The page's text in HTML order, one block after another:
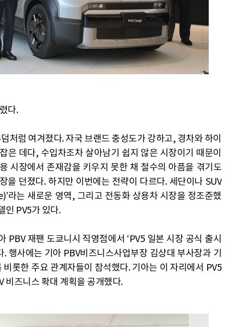
다.
처럼 여겨졌다. 자국 브랜드 충성도가 강하고, 경차와 하이
은 데다, 수입차조차 살아남기 쉽지 않은 시장이기 때문이
시장에서 존재감을 키우지 못한 채 철수의 아픔을 겪기도
을 던졌다. 하지만 이번에는 전략이 다르다. 세단이나 SUV
는 새로운 영역, 그리고 전동화 상용차 시장을 정조준했
인 PV5가 있다.
PBV 재팬 도쿄니시 직영점에서 ‘PV5 일본 시장 공식 출시
행사에는 기아 PBV비즈니스사업부장 김상대 부사장과 기
롯한 주요 관계자들이 참석했다. 기아는 이 자리에서 PV5
비즈니스 확대 계획을 공개했다.